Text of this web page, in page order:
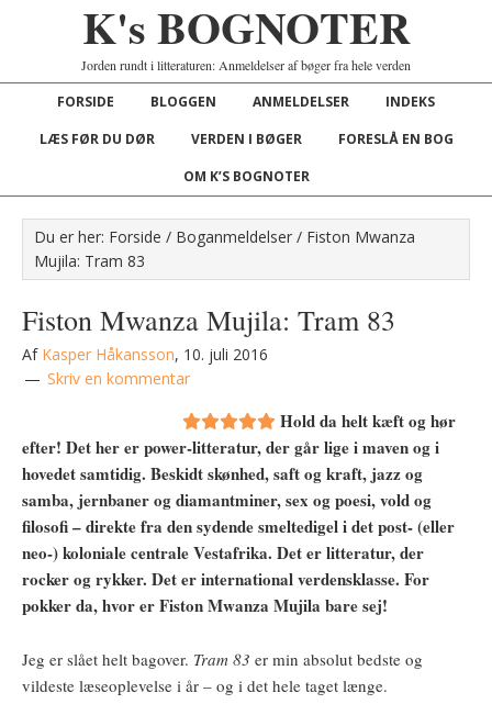
K's BOGNOTER
Jorden rundt i litteraturen: Anmeldelser af bøger fra hele verden
FORSIDE BLOGGEN ANMELDELSER
INDEKS
LÆS FØR DU DØR
VERDEN I BØGER
FORESLÅ EN BOG
OM K’S BOGNOTER
Du er her: Forside / Boganmeldelser / Fiston Mwanza
Mujila: Tram 83
Fiston Mwanza Mujila: Tram 83
Af Kasper Håkansson, 10. juli 2016
Skriv en kommentar
Hold da helt kæft og hør
efter! Det her er power-litteratur, der går lige i maven og i
hovedet samtidig. Beskidt skønhed, saft og kraft, jazz og
samba, jernbaner og diamantminer, sex og poesi, vold og
filosofi – direkte fra den sydende smeltedigel i det post- (eller
neo-) koloniale centrale Vestafrika. Det er litteratur, der
rocker og rykker. Det er international verdensklasse. For
pokker da, hvor er Fiston Mwanza Mujila bare sej!
Jeg er slået helt bagover. Tram 83 er min absolut bedste og
vildeste læseoplevelse i år – og i det hele taget længe.